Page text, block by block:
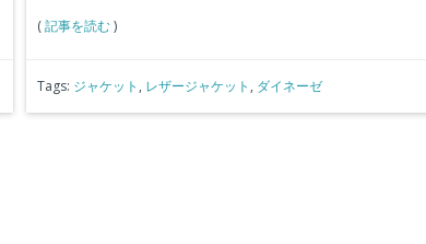
(記事を読む)
Tags: ジャケット , レザージャケット , ダイネーゼ